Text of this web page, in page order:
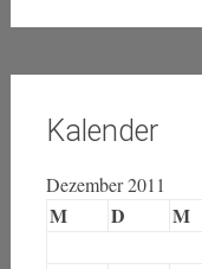
Meistgelesen